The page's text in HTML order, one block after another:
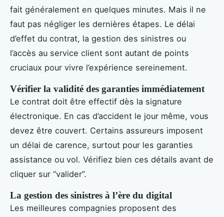
fait généralement en quelques minutes. Mais il ne
faut pas négliger les dernières étapes. Le délai
d’effet du contrat, la gestion des sinistres ou
l’accès au service client sont autant de points
cruciaux pour vivre l’expérience sereinement.
Vérifier la validité des garanties immédiatement
Le contrat doit être effectif dès la signature
électronique. En cas d’accident le jour même, vous
devez être couvert. Certains assureurs imposent
un délai de carence, surtout pour les garanties
assistance ou vol. Vérifiez bien ces détails avant de
cliquer sur “valider”.
La gestion des sinistres à l’ère du digital
Les meilleures compagnies proposent des